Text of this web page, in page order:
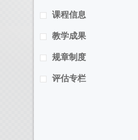
课程信息
教学成果
规章制度
评估专栏